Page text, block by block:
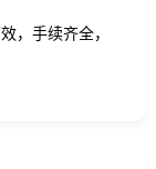
，手续齐全，